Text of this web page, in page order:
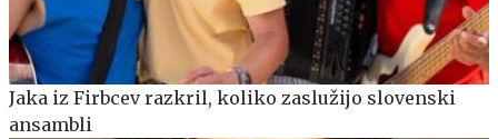
Jaka iz Firbcev razkril, koliko zaslužijo slovenski
ansambli